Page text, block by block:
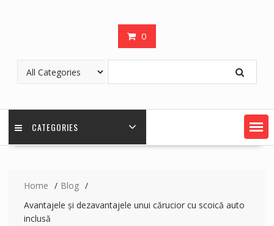
0
CATEGORIES
Home
Blog
Avantajele și dezavantajele unui cărucior cu scoică auto
inclusă